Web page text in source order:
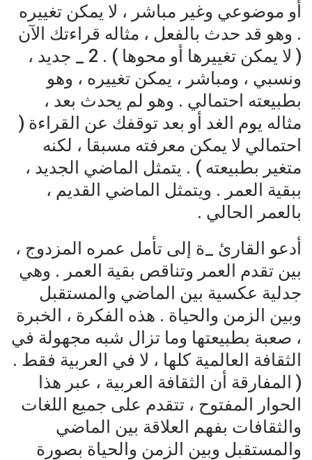
أو موضوعي وغير مباشر ، لا يمكن تغييره
. وهو قد حدث بالفعل ، مثاله قراءتك الآن
( لا يمكن تغييرها أو محوها ) . 2 _ جديد ،
ونسبي ، ومباشر ، يمكن تغييره ، وهو
بطبيعته احتمالي . وهو لم يحدث بعد ،
مثاله يوم الغد أو بعد توقفك عن القراءة (
احتمالي لا يمكن معرفته مسبقا ، لكنه
متغير بطبيعته ) . يتمثل الماضي الجديد ،
ببقية العمر . ويتمثل الماضي القديم ،
بالعمر الحالي .
أدعو القارئ _ة إلى تأمل عمره المزدوج ،
بين تقدم العمر وتناقص بقية العمر . وهي
جدلية عكسية بين الماضي والمستقبل
وبين الزمن والحياة . هذه الفكرة ، الخبرة
، صعبة بطبيعتها وما تزال شبه مجهولة في
الثقافة العالمية كلها ، لا في العربية فقط .
( المفارقة أن الثقافة العربية ، عبر هذا
الحوار المفتوح ، تتقدم على جميع اللغات
والثقافات بفهم العلاقة بين الماضي
والمستقبل وبين الزمن والحياة بصورة